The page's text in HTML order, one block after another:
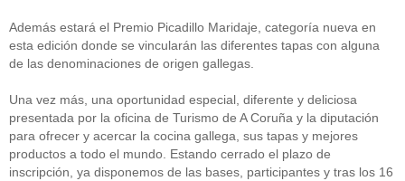
Además estará el Premio Picadillo Maridaje, categoría nueva en
esta edición donde se vincularán las diferentes tapas con alguna
de las denominaciones de origen gallegas.
Una vez más, una oportunidad especial, diferente y deliciosa
presentada por la oficina de Turismo de A Coruña y la diputación
para ofrecer y acercar la cocina gallega, sus tapas y mejores
productos a todo el mundo. Estando cerrado el plazo de
inscripción, ya disponemos de las bases, participantes y tras los 16